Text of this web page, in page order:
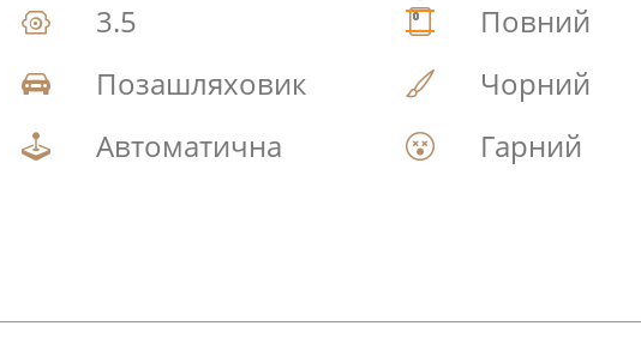
3.5
Позашляховик
Автоматична
Повний
Чорний
Гарний